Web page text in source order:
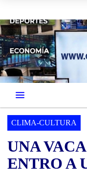
CLIMA-CULTURA
UNA
ENTRO A